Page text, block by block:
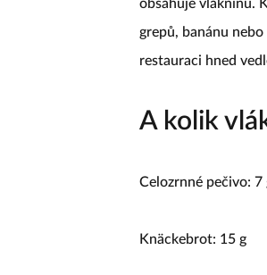
obsahuje vlákninu.
grepů, banánu
restauraci hned
A kolik
Celozrnné pečivo:
Knäckebrot: 15 g